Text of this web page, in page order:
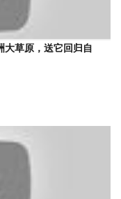
大草原，送它回归自